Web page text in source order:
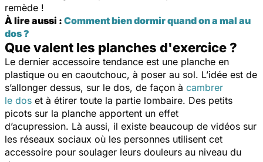
remède !
À lire aussi : Comment bien dormir quand on a mal au
dos ?
Que valent les planches d'exercice ?
Le dernier accessoire tendance est une planche en
plastique ou en caoutchouc, à poser au sol. L’idée est de
s’allonger dessus, sur le dos, de façon à cambrer
le dos et à étirer toute la partie lombaire. Des petits
picots sur la planche apportent un effet
d’acupression. Là aussi, il existe beaucoup de vidéos sur
les réseaux sociaux où les personnes utilisent cet
accessoire pour soulager leurs douleurs au niveau du